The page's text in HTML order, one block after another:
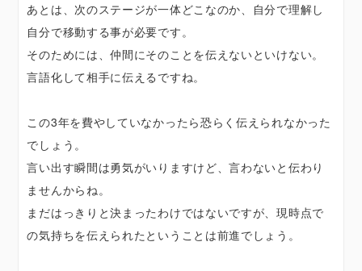
あとは、次のステージが一体どこなのか、自分で理解し
自分で移動する事が必要です。
そのためには、仲間にそのことを伝えないといけない。
言語化して相手に伝えるですね。
この3年を費やしていなかったら恐らく伝えられなかった
でしょう。
言い出す瞬間は勇気がいりますけど、言わないと伝わり
ませんからね。
まだはっきりと決まったわけではないですが、現時点で
の気持ちを伝えられたということは前進でしょう。